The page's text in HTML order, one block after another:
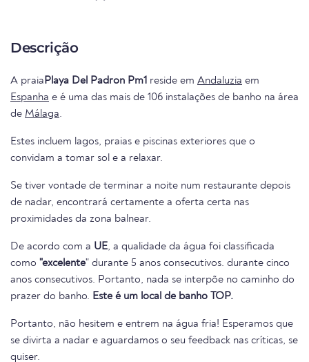
Descrição
A praiaPlaya Del Padron Pm1 reside em Andaluzia em
Espanha e é uma das mais de 106 instalações de banho na área
de Málaga.
Estes incluem lagos, praias e piscinas exteriores que o
convidam a tomar sol e a relaxar.
Se tiver vontade de terminar a noite num restaurante depois
de nadar, encontrará certamente a oferta certa nas
proximidades da zona balnear.
De acordo com a UE, a qualidade da água foi classificada
como "excelente" durante 5 anos consecutivos. durante cinco
anos consecutivos. Portanto, nada se interpõe no caminho do
prazer do banho. Este é um local de banho TOP.
Portanto, não hesitem e entrem na água fria! Esperamos que
se divirta a nadar e aguardamos o seu feedback nas críticas, se
quiser.